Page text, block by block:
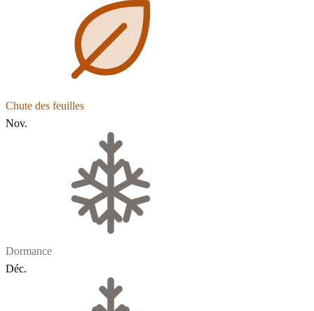
Chute des feuilles
Nov.
Dormance
Déc.